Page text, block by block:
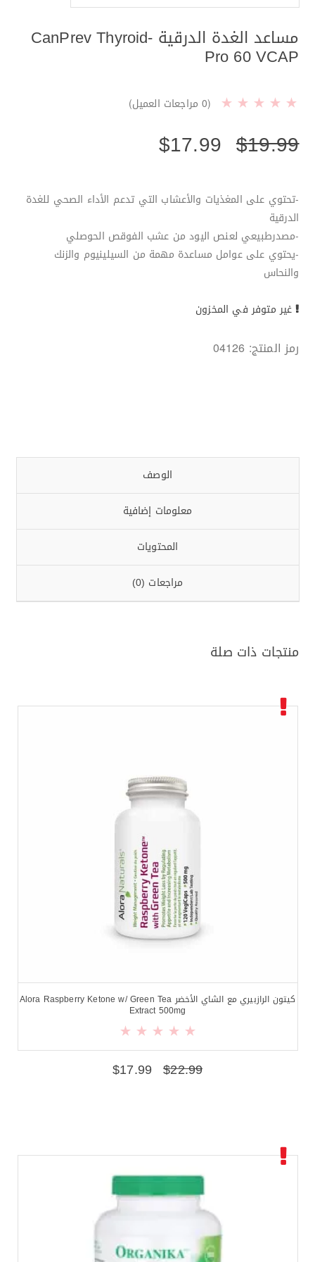
مساعد الغدة الدرقية CanPrev Thyroid-
Pro 60 VCAP
(
0 مراجعات العميل)
$19.99
$17.99
-تحتوي على المغذيات والأعشاب التي تدعم الأداء الصحي للغدة
الدرقية
-مصدرطبيعي لعنص اليود من عشب الفوقص الحوصلي
-يحتوي على عوامل مساعدة مهمة من السيلينيوم والزنك
والنحاس
غير متوفر في المخزون
رمز المنتج: 04126
الوصف
معلومات إضافية
المحتويات
مراجعات (0)
منتجات ذات صلة
كيتون الرازبيري مع الشاي الأخضر Alora Raspberry Ketone w/ Green Tea
Extract 500mg
$22.99
$17.99